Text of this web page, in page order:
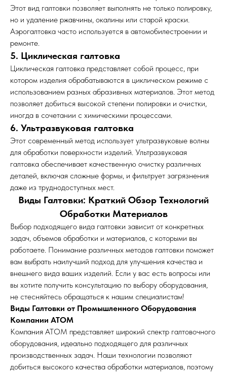
Этот вид галтовки позволяет выполнять не только полировку,
но и удаление ржавчины, окалины или старой краски.
Аэрогалтовка часто используется в автомобилестроении и
ремонте.
5. Циклическая галтовка
Циклическая галтовка представляет собой процесс, при
котором изделия обрабатываются в циклическом режиме с
использованием разных абразивных материалов. Этот метод
позволяет добиться высокой степени полировки и очистки,
иногда в сочетании с химическими процессами.
6. Ультразвуковая галтовка
Этот современный метод использует ультразвуковые волны
для обработки поверхности изделий. Ультразвуковая
галтовка обеспечивает качественную очистку различных
деталей, включая сложные формы, и фильтрует загрязнения
даже из труднодоступных мест.
Виды Галтовки: Краткий Обзор Технологий
Обработки Материалов
Выбор подходящего вида галтовки зависит от конкретных
задач, объемов обработки и материалов, с которыми вы
работаете. Понимание различных методов галтовки поможет
вам выбрать наилучший подход для улучшения качества и
внешнего вида ваших изделий. Если у вас есть вопросы или
вы хотите получить консультацию по выбору оборудования,
не стесняйтесь обращаться к нашим специалистам!
Виды Галтовки от Промышленного Оборудования
Компании АТОМ
Компания АТОМ представляет широкий спектр галтовочного
оборудования, идеально подходящего для различных
производственных задач. Наши технологии позволяют
добиться высокого качества обработки материалов, поэтому